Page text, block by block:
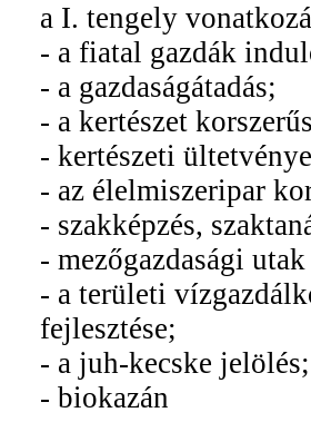
a I. tengely
- a fiatal gazdák
- a gazdaságátadás;
- a kertészet
- kertészeti
- az élelmiszeripar
- szakképzés,
- mezőgazdasági
- a területi
fejlesztése;
- a juh-kecske jelölés;
- biokazán